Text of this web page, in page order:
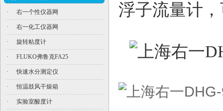
· 右一个性仪器网
· 右一化工仪器网
· 旋转粘度计
· FLUKO弗鲁克FA25
· 快速水分测定仪
· 恒温鼓风干燥箱
· 实验室酸度计
浮子流量计